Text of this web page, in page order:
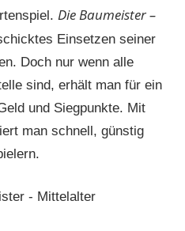
Die Baumeister –
Einsetzen seiner
Doch nur wenn alle
sind, erhält man für ein
und Siegpunkte. Mit
man schnell, günstig